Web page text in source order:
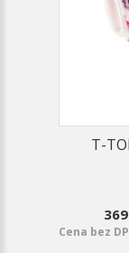
T-
Cena bez